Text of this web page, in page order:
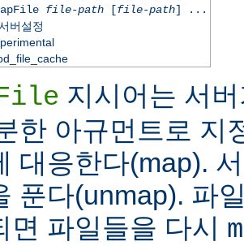
file-path[file-path] ...
버설정
지시어는 서
한 아규먼트로 지
대응한다(map).
푼다(unmap). 파
면 파일들을 다시